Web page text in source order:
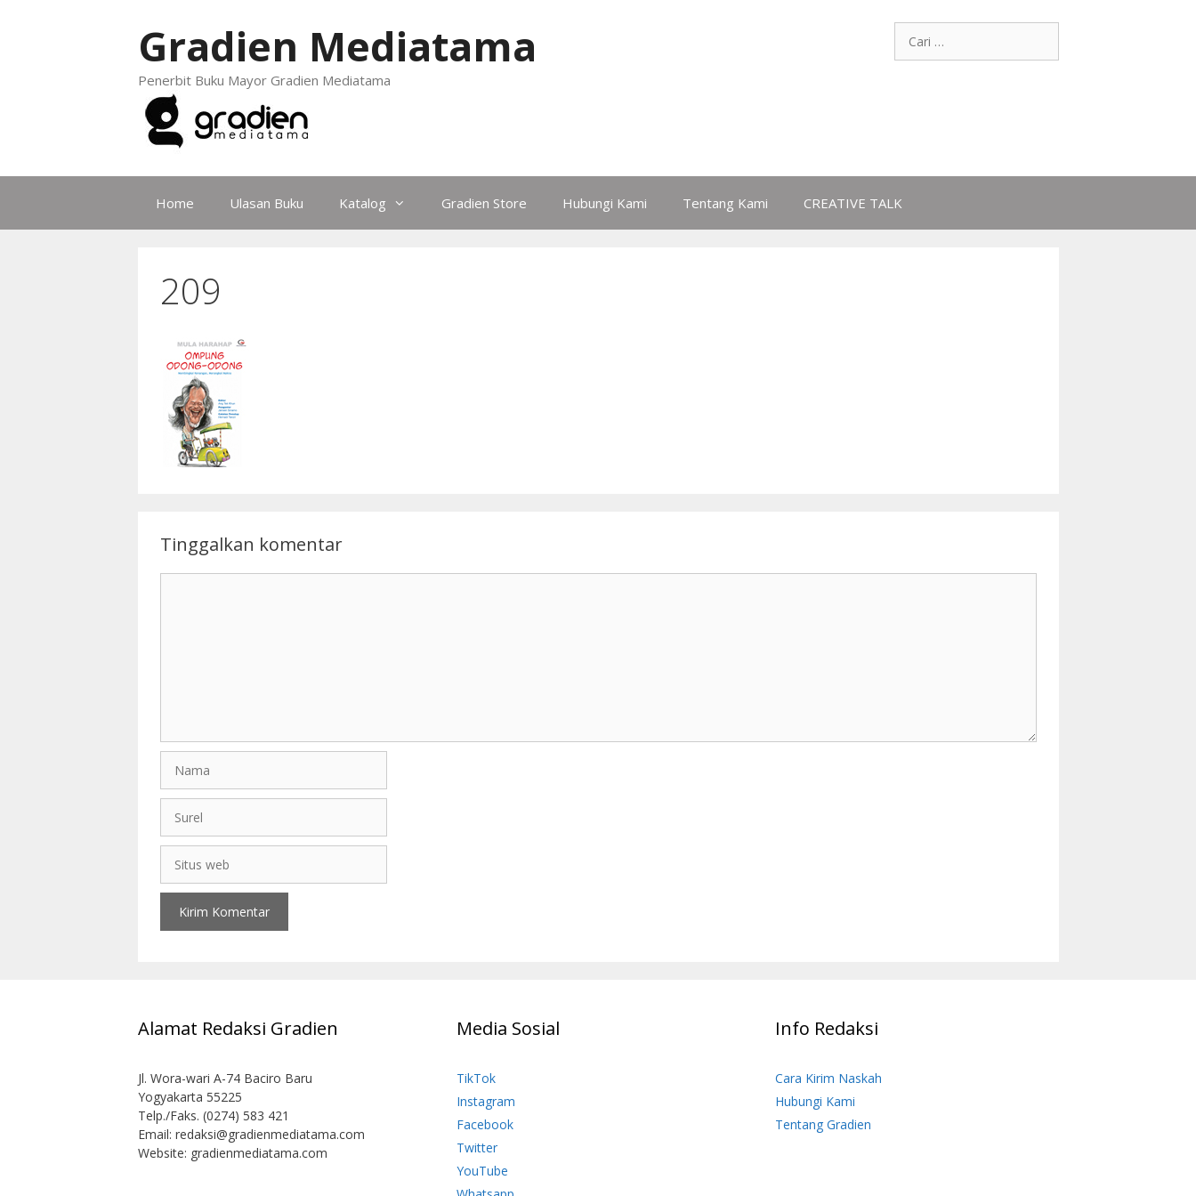
Gradien Mediatama
Penerbit Buku Mayor Gradien Mediatama
Home Ulasan Buku Katalog Gradien Store Hubungi Kami Tentang Kami CREATIVE TALK
209
Tinggalkan komentar
Alamat Redaksi Gradien
Jl. Wora-wari A-74 Baciro Baru
Yogyakarta 55225
Telp./Faks. (0274) 583 421
Email: redaksi@gradienmediatama.com
Website: gradienmediatama.com
Media Sosial
TikTok
Instagram
Facebook
Twitter
YouTube
Info Redaksi
Cara Kirim Naskah
Hubungi Kami
Tentang Gradien